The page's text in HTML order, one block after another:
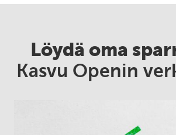
Löydä oma
Kasvu Openin